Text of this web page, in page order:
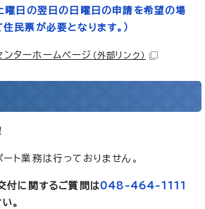
曜日の翌日の日曜日の申請を希望の場
民票が必要となります。）
ターホームページ （外部リンク）
ト業務は行っておりません。
付に関するご質問は048-464-1111
。